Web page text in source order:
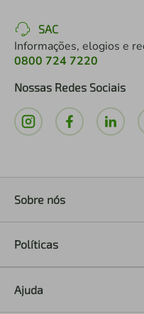
SAC
Informações, elogios e
0800 724 7220
Nossas Redes Sociais
Sobre nós
Políticas
Ajuda